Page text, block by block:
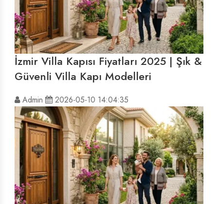
İzmir Villa Kapısı Fiyatları 2025 | Şık &
Güvenli Villa Kapı Modelleri
Admin 2026-05-10 14:04:35